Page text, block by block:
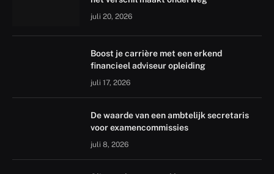
juli 20, 2026
Boost je carrière met een erkend
financieel adviseur opleiding
juli 17, 2026
De waarde van een ambtelijk secretaris
voor examencommissies
juli 8, 2026